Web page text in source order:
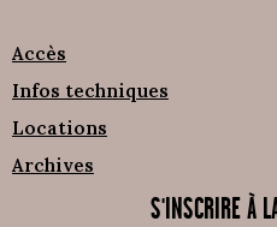
Accès
Infos techniques
Locations
Archives
S'INSCRIRE À